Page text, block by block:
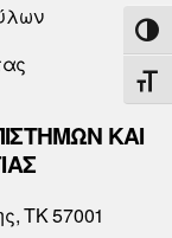
ΚΑΙ
ΤΚ 57001